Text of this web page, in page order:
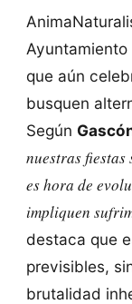
que aún
busquen
Según
nuestras
es hora de
impliquen
destaca que
previsibles,
brutalidad